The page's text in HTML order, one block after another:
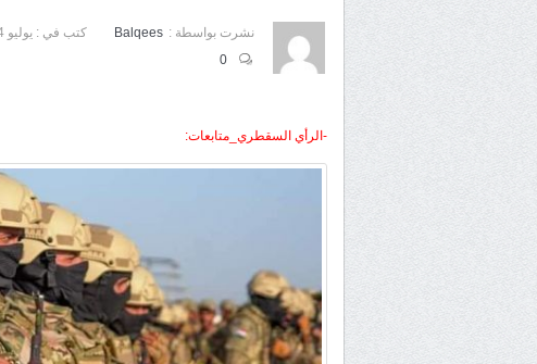
نشرت بواسطة : Balqees كتب في : يوليو 24, 2022
0
-الرأي السقطري_متابعات: